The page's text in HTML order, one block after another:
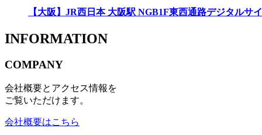
【大阪】JR西日本 大阪駅 NGB1F東西通路デジタルサ
INFORMATION
COMPANY
会社概要とアクセス情報を
ご覧いただけます。
会社概要はこちら